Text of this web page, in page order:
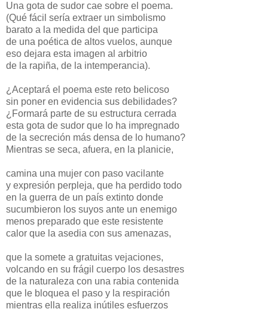
Una gota de sudor cae sobre el poema.
(Qué fácil sería extraer un simbolismo
barato a la medida del que participa
de una poética de altos vuelos, aunque
eso dejara esta imagen al arbitrio
de la rapiña, de la intemperancia).
¿Aceptará el poema este reto belicoso
sin poner en evidencia sus debilidades?
¿Formará parte de su estructura cerrada
esta gota de sudor que lo ha impregnado
de la secreción más densa de lo humano?
Mientras se seca, afuera, en la planicie,
camina una mujer con paso vacilante
y expresión perpleja, que ha perdido todo
en la guerra de un país extinto donde
sucumbieron los suyos ante un enemigo
menos preparado que este resistente
calor que la asedia con sus amenazas,
que la somete a gratuitas vejaciones,
volcando en su frágil cuerpo los desastres
de la naturaleza con una rabia contenida
que le bloquea el paso y la respiración
mientras ella realiza inútiles esfuerzos